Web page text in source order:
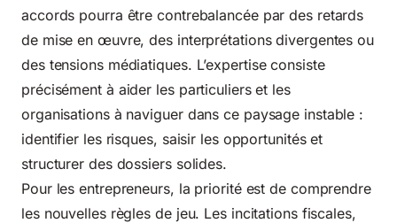
accords pourra être contrebalancée par des retards
de mise en œuvre, des interprétations divergentes ou
des tensions médiatiques. L’expertise consiste
précisément à aider les particuliers et les
organisations à naviguer dans ce paysage instable :
identifier les risques, saisir les opportunités et
structurer des dossiers solides.
Pour les entrepreneurs, la priorité est de comprendre
les nouvelles règles de jeu. Les incitations fiscales,